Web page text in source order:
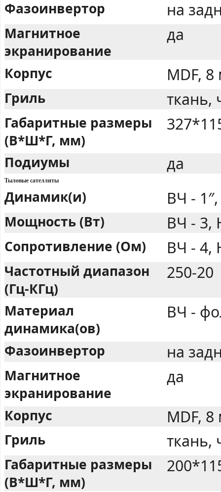
Фазоинвертор на
Магнитное
экранирование
да
Корпус MDF,
Гриль ткань,
Габаритные размеры
(В*Ш*Г, мм)
Подиумы да
Тыловые сателлиты
Динамик(и) ВЧ -
Мощность (Вт) ВЧ - 3,
Сопротивление (Ом) ВЧ - 4,
Частотный диапазон
(Гц-КГц)
250-20
Материал
динамика(ов)
ВЧ -
Фазоинвертор на
Магнитное
экранирование
да
Корпус MDF,
Гриль ткань,
Габаритные размеры
(В*Ш*Г, мм)